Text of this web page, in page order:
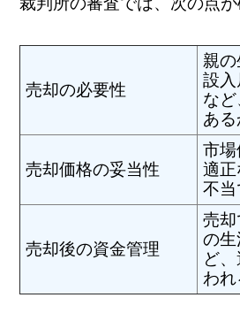
売却の必要性
親
設
な
ある
売却価格の妥当性
市
適正
不
売却後の資金管理
売
の
ど
わ